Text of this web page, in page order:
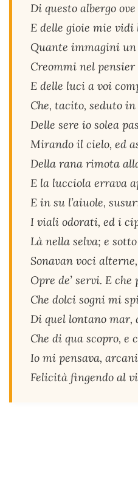
Di questo albergo
E delle gioie mie vidi
Quante immagini un
Creommi nel pensier
E delle luci a voi
Che, tacito, seduto in
Delle sere io solea
Mirando il cielo, ed
Della rana rimota
E la lucciola errava
E in su l’aiuole,
I viali odorati, ed i
Là nella selva; e
Sonavan voci
Opre de’ servi. E
Che dolci sogni mi
Di quel lontano mar,
Che di qua scopro, e
Io mi pensava,
Felicità fingendo al